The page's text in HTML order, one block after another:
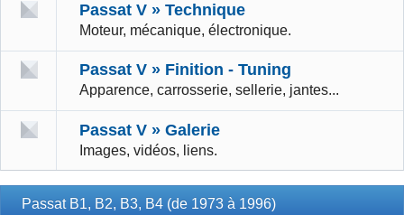
Passat V » Technique
Moteur, mécanique, électronique.
Passat V » Finition - Tuning
Apparence, carrosserie, sellerie, jantes...
Passat V » Galerie
Images, vidéos, liens.
Passat B1, B2, B3, B4 (de 1973 à 1996)